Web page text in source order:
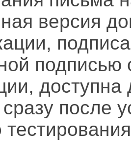
версия
подписью
сразу после